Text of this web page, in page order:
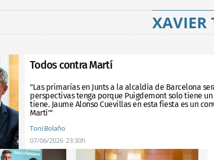
XAVIER
Todos contra Martí
"Las primarias en Junts a la alcaldía de Barcelona
perspectivas tenga porque Puigdemont solo tiene
tiene. Jaume Alonso Cuevillas en esta fiesta es un
Martí'”
Toni Bolaño
07/06/2026 23:30h